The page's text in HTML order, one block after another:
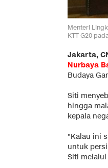
Menteri
KTT G20
Jakarta,
Nurbaya
Budaya
Siti
hingga
kepala
"Kalau ini
untuk
Siti melalui